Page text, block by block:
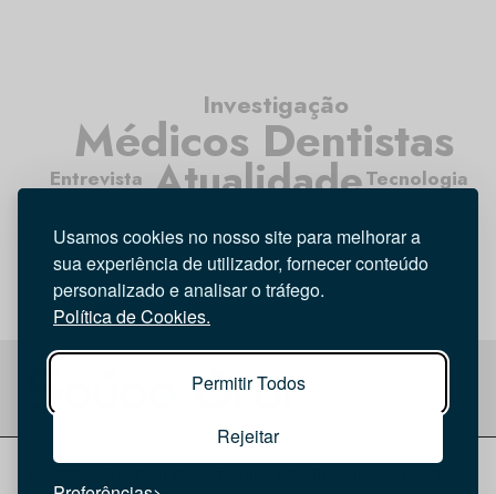
Usamos cookies no nosso site para melhorar a
sua experiência de utilizador, fornecer conteúdo
personalizado e analisar o tráfego.
Política de Cookies.
Permitir Todos
Rejeitar
Atualidade
Médicos Dentistas
Higiene Oral
Entrevista Tecnologia
Investigação